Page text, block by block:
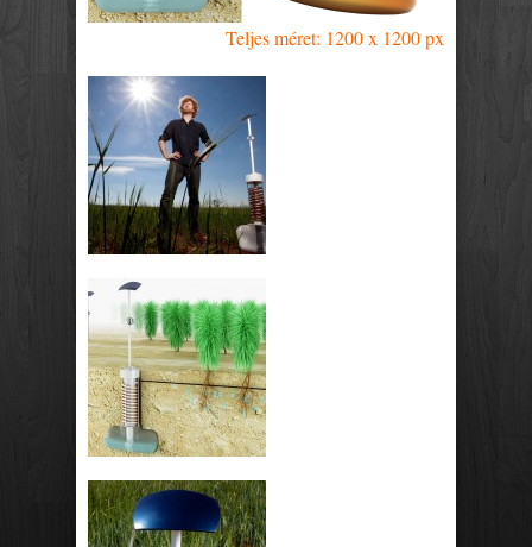
Teljes méret: 1200 x 1200 px